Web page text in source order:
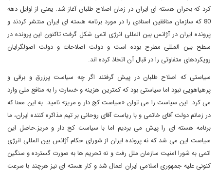
کرد که بحران هسته ای ایران در زمان اصلاح طلبان آغاز شد. یعنی از اوایل دهه
80 که سازمان منافقین اسنادی را در مورد برنامه هسته ای ایران منتشر کردند و
پرونده ایران در آژانس بین المللی انرژی اتمی شکل گرفت تاکنون این پرونده در
سطح بین المللی مطرح بوده است و دولت اصلاحات و دولت اصولگرایان
رویکردهای متفاوتی را در قبال آن اتخاذ کرده اند.
سیاستی که اصلاح طلبان در پیش گرفتند اگر چه سیاست پرزرق و برقی و
پرهیاهویی نبود اما سیاستی بود که کمترین هزینه و خسارت را به منافع ملی وارد
می کرد. این سیاست را می توان «سیاست کج دار و مریز» نامید. به این معنا که
در زمانم دولت آقای خاتمی و با ریاست آقای روحانی بر تیم مذاکره کننده ایران، ما
برنامه هسته ای را پیش می بردیم اما با سیاست کج دار و مریز.حاصل این
سیاست این می شد که نه پرونده ایران از شورای حکام آژانس بین المللی انرژی
اتمی به شورا امنیت سازمان ملل رفت و نه تحریم ها به صورت گسترده و سنگین
کنونی علیه جمهوری اسلامی ایران اعمال شد و کار هسته ای نیز هرچند با سرعت